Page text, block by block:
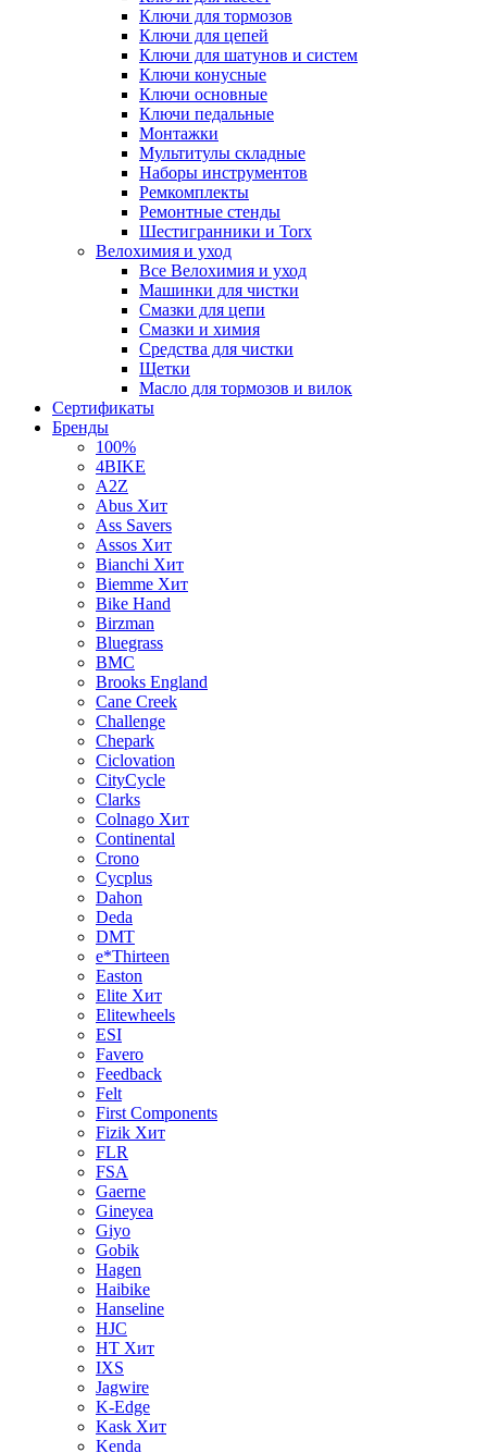
Ключи для тормозов
Ключи для цепей
Ключи для шатунов и систем
Ключи конусные
Ключи основные
Ключи педальные
Монтажки
Мультитулы складные
Наборы инструментов
Ремкомплекты
Ремонтные стенды
Шестигранники и Torx
Велохимия и уход
Все Велохимия и уход
Машинки для чистки
Смазки для цепи
Смазки и химия
Средства для чистки
Щетки
Масло для тормозов и вилок
Сертификаты
Бренды
100%
4BIKE
A2Z
Abus Хит
Ass Savers
Assos Хит
Bianchi Хит
Biemme Хит
Bike Hand
Birzman
Bluegrass
BMC
Brooks England
Cane Creek
Challenge
Chepark
Ciclovation
CityCycle
Clarks
Colnago Хит
Continental
Crono
Cycplus
Dahon
Deda
DMT
e*Thirteen
Easton
Elite Хит
Elitewheels
ESI
Favero
Feedback
Felt
First Components
Fizik Хит
FLR
FSA
Gaerne
Gineyea
Giyo
Gobik
Hagen
Haibike
Hanseline
HJC
HT Хит
IXS
Jagwire
K-Edge
Kask Хит
Kenda